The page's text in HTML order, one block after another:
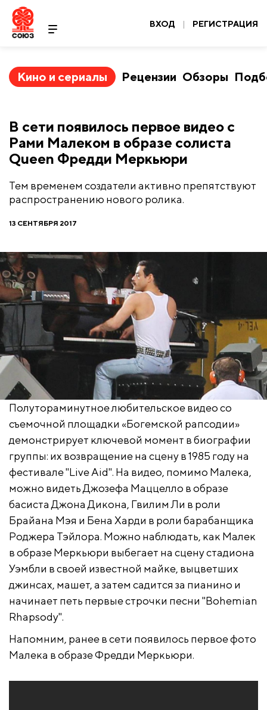
ВХОД | РЕГИСТРАЦИЯ
Кино и сериалы Рецензии Обзоры
В сети появилось первое видео с
Рами Малеком в образе солиста
Queen Фредди Меркьюри
Тем временем создатели активно препятствуют
распространению нового ролика.
13 СЕНТЯБРЯ 2017
Полутораминутное любительское видео со
съемочной площадки «Богемской рапсодии»
демонстрирует ключевой момент в биографии
группы: их возвращение на сцену в 1985 году на
фестивале "Live Aid". На видео, помимо Малека,
можно видеть Джозефа Маццелло в образе
басиста Джона Дикона, Гвилим Ли в роли
Брайана Мэя и Бена Харди в роли барабанщика
Роджера Тэйлора. Можно наблюдать, как Малек
в образе Меркьюри выбегает на сцену стадиона
Уэмбли в своей известной майке, выцветших
джинсах, машет, а затем садится за пианино и
начинает петь первые строчки песни "Bohemian
Rhapsody".
Напомним, ранее в сети появилось первое фото
Малека в образе Фредди Меркьюри.